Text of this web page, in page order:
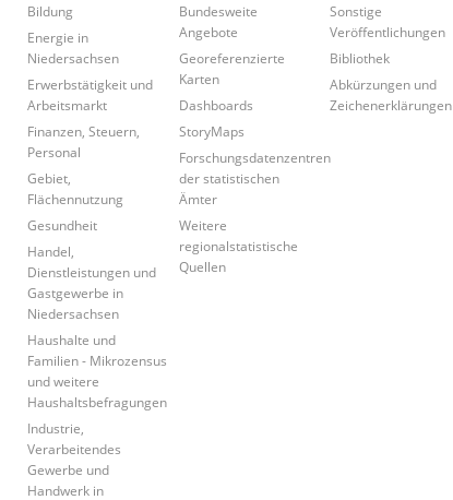
Bildung
Energie in
Niedersachsen
Erwerbstätigkeit und
Arbeitsmarkt
Finanzen, Steuern,
Personal
Gebiet,
Flächennutzung
Gesundheit
Handel,
Dienstleistungen und
Gastgewerbe in
Niedersachsen
Haushalte und
Familien - Mikrozensus
und weitere
Haushaltsbefragungen
Industrie,
Verarbeitendes
Gewerbe und
Handwerk in
Bundesweite
Angebote
Georeferenzierte
Karten
Dashboards
StoryMaps
Forschungsdatenzentren
der statistischen
Ämter
Weitere
regionalstatistische
Quellen
Sonstige
Veröffentlichungen
Bibliothek
Abkürzungen und
Zeichenerklärungen